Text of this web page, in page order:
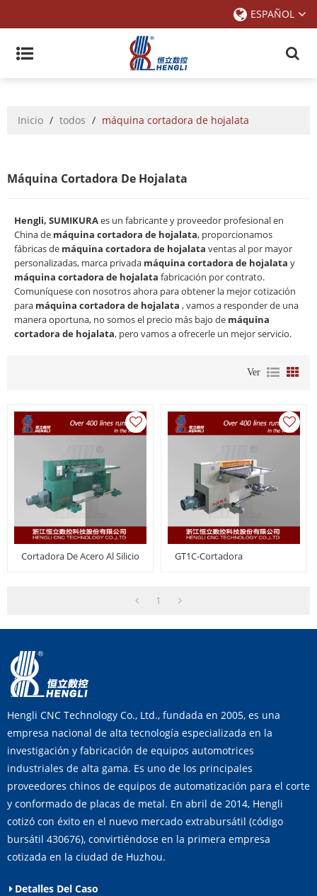
ESPAÑOL
Inicio / todos / máquina cortadora de hojalata
Máquina Cortadora De Hojalata
Hengli, SUMIKURAes un fabricante y proveedor profesional en
China de máquina cortadora de hojalata, proporcionamos
fábricas de máquina cortadora de hojalata ventas al por mayor
personalizadas, marca privada máquina cortadora de hojalata y
máquina cortadora de hojalata fabricación por contrato.
Comuníquese con nosotros ahora para obtener la mejor cotización
para máquina cortadora de hojalata , vamos a responder de una
manera oportuna, no somos el precio más bajo de máquina
cortadora de hojalata, pero vamos a ofrecerle un mejor servicio.
Ver
Cortadora De Acero Al Silicio GT1C-Cortadora
1
Hengli CNC Technology Co., Ltd., fundada en 2005, es una
empresa nacional de alta tecnología especializada en la
investigación y fabricación de equipos automotrices
industriales de alta gama. Es uno de los principales
proveedores chinos de equipos de automatización para el corte
y conformado de placas de metal. En abril de 2014, Hengli
cotizó con éxito en el nuevo mercado extrabursátil (código
bursátil 430676), convirtiéndose en la primera empresa
cotizada en la ciudad de Huzhou.
Detalles Del Caso